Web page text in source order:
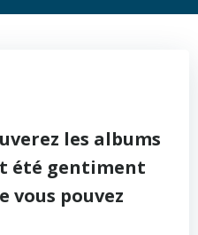
les albums
été gentiment
vous pouvez